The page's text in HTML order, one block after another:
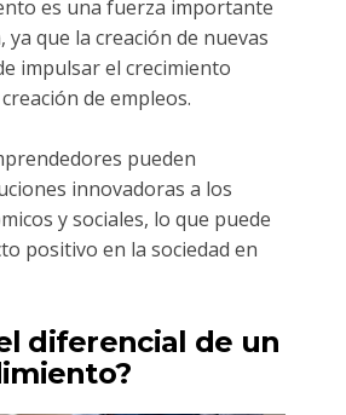
es una fuerza importante
ya que la creación de nuevas
impulsar el crecimiento
de empleos.
pueden
innovadoras a los
y sociales, lo que puede
positivo en la sociedad en
diferencial de un